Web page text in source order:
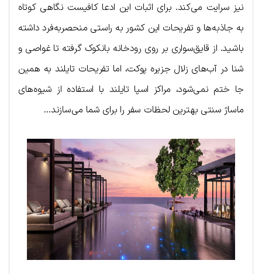
نیز سرایت می‌کند. برای اثبات این ادعا کافیست نگاهی کوتاه
به جاذبه‌ها و تفریحات این کشور به راستی منحصربه‌فرد داشته
باشید. از قایق‌سواری بر روی رودخانه بانکوک گرفته تا غواصی و
شنا در آب‌های زلال جزیره پوکت، اما تفریحات تایلند به همین
جا ختم نمی‌شود، مراکز اسپا تایلند با استفاده از شیوه‌های
ماساژ سنتی بهترین لحظات سفر را برای شما می‌سازند…